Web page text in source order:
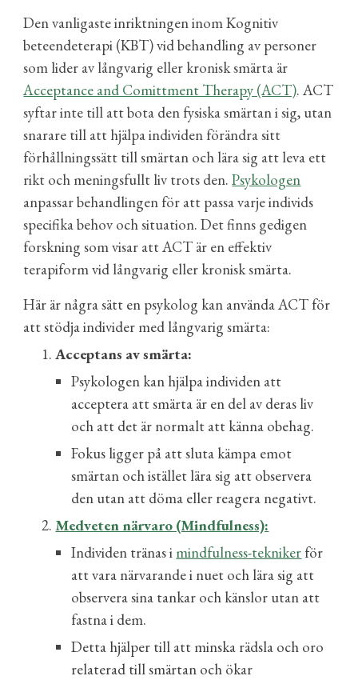
Den vanligaste inriktningen inom Kognitiv
beteendeterapi (KBT) vid behandling av personer
som lider av långvarig eller kronisk smärta är
Acceptance and Comittment Therapy (ACT). ACT
syftar inte till att bota den fysiska smärtan i sig, utan
snarare till att hjälpa individen förändra sitt
förhållningssätt till smärtan och lära sig att leva ett
rikt och meningsfullt liv trots den.Psykologen
anpassar behandlingen för att passa varje individs
specifika behov och situation. Det finns gedigen
forskning som visar att ACT är en effektiv
terapiform vid långvarig eller kronisk smärta.
Här är några sätt en psykolog kan använda ACT för
att stödja individer med långvarig smärta:
Acceptans av smärta:
Psykologen kan hjälpa individen att
acceptera att smärta är en del av deras liv
och att det är normalt att känna obehag.
Fokus ligger på att sluta kämpa emot
smärtan och istället lära sig att observera
den utan att döma eller reagera negativt.
Medveten närvaro (Mindfulness):
Individen tränas i mindfulness-tekniker för
att vara närvarande i nuet och lära sig att
observera sina tankar och känslor utan att
fastna i dem.
Detta hjälper till att minska rädsla och oro
relaterad till smärtan och ökar